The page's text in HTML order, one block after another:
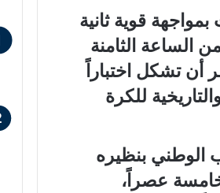
قوية ثانية
17 ماي 2026، انطلاقاً من الساعة الثامنة
تشكل اختباراً
للكرة
الوطني بنظيره
من الساعة الخامسة عصراً،